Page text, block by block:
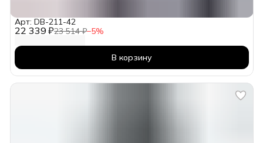
22 339 ₽23 514 ₽−5%
Арт: DB-211-42
В корзину